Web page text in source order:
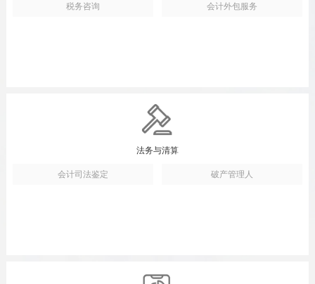
税务咨询 会计外包服务
法务与清算
会计司法鉴定 破产管理人